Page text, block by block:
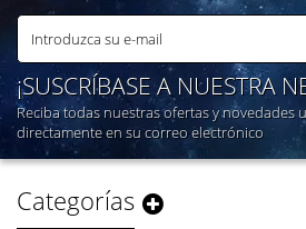
¡SUSCRÍBASE A NUESTRA
Reciba todas nuestras ofertas y novedades
directamente en su correo electrónico
Categorías